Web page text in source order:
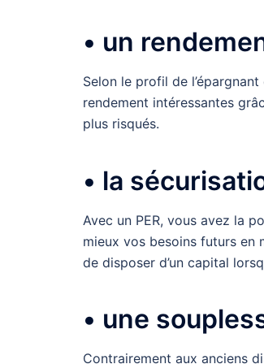
• un
Selon le profil de
rendement intéressantes
plus risqués.
• la
Avec un PER, vous avez la
mieux vos besoins futurs en
de disposer d’un capital
• une
Contrairement aux anciens